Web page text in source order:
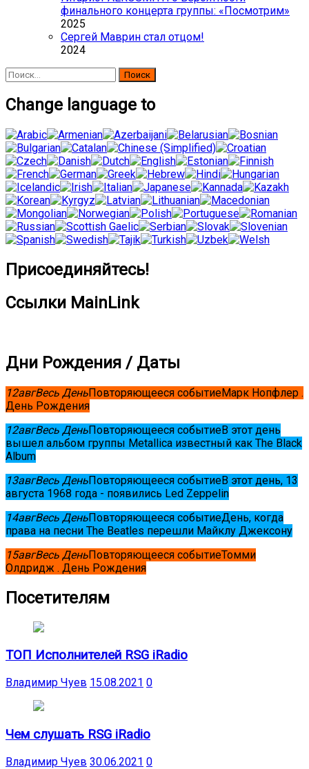
финального концерта группы: «Посмотрим»
2025
Сергей Маврин стал отцом!
2024
Найти:
Change language to
Присоединяйтесь!
Ссылки MainLink
Дни Рождения / Даты
12авгВесь ДеньПовторяющееся событиеМарк Нопфлер .
День Рождения
12авгВесь ДеньПовторяющееся событиеВ этот день
вышел альбом группы Metallica известный как The Black
Album
13авгВесь ДеньПовторяющееся событиеВ этот день, 13
августа 1968 года - появились Led Zeppelin
14авгВесь ДеньПовторяющееся событиеДень, когда
права на песни The Beatles перешли Майклу Джексону
15авгВесь ДеньПовторяющееся событиеТомми
Олдридж . День Рождения
Посетителям
ТОП Исполнителей RSG iRadio
Владимир Чуев 15.08.2021 0
Чем слушать RSG iRadio
Владимир Чуев 30.06.2021 0